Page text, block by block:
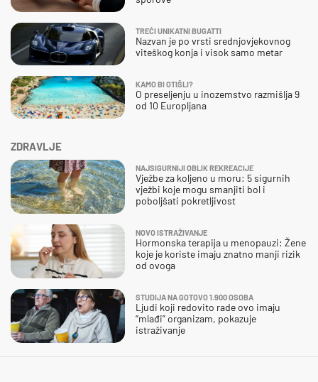
ZDRAVLJE
NAJSIGURNIJI OBLIK REKREACIJE
Vježbe za koljeno u moru: 5 sigurnih
vježbi koje mogu smanjiti bol i
poboljšati pokretljivost
NOVO ISTRAŽIVANJE
Hormonska terapija u menopauzi: Žene
koje je koriste imaju znatno manji rizik
od ovoga
STUDIJA NA GOTOVO 1.900 OSOBA
Ljudi koji redovito rade ovo imaju
“mlađi” organizam, pokazuje
istraživanje
TREĆI UNIKATNI BUGATTI
Nazvan je po vrsti srednjovjekovnog
viteškog konja i visok samo metar
KAMO BI OTIŠLI?
O preseljenju u inozemstvo razmišlja 9
od 10 Europljana